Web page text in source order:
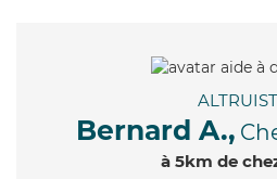
Bernard A.,
à 5km de